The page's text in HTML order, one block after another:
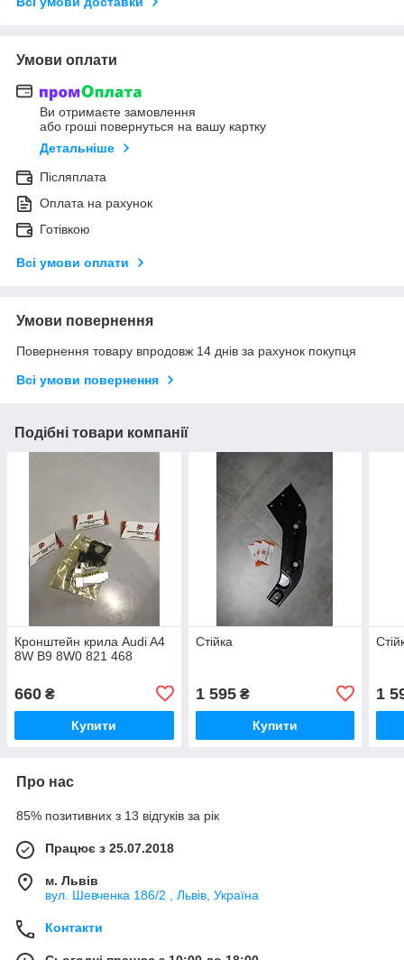
Умови оплати
Ви отримаєте замовлення
або гроші повернуться на вашу картку
Детальніше
Післяплата
Оплата на рахунок
Готівкою
Всі умови оплати
Умови повернення
Повернення товару впродовж 14 днів за рахунок покупця
Всі умови повернення
Подібні товари компанії
Кронштейн крила Audi A4
8W B9 8W0 821 468
660 ₴
Купити
Стійка
1 595₴
Купити
1
Про нас
85% позитивних з 13 відгуків за рік
Працює з 25.07.2018
м. Львів
вул. Шевченка 186/2 , Львів, Україна
Контакти